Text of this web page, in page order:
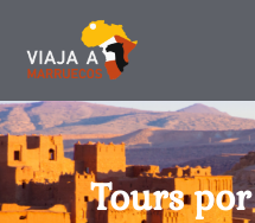
contenido
Tours